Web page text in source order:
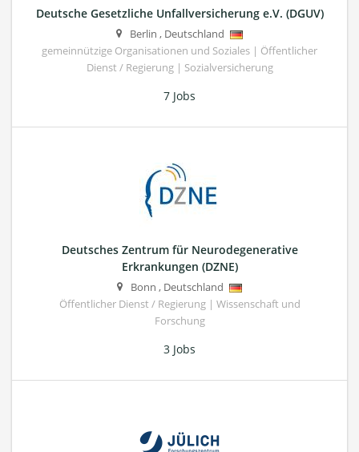
Deutsche Gesetzliche Unfallversicherung e.V. (DGUV)
Berlin , Deutschland
gemeinnützige Organisationen und Soziales | Öffentlicher
Dienst / Regierung | Sozialversicherung
7 Jobs
Deutsches Zentrum für Neurodegenerative
Erkrankungen (DZNE)
Bonn , Deutschland
Öffentlicher Dienst / Regierung | Wissenschaft und
Forschung
3 Jobs